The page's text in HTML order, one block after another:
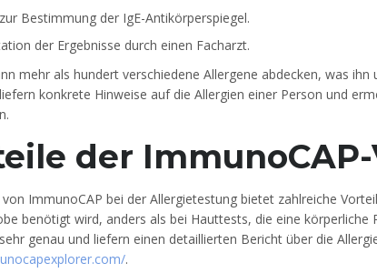
Bestimmung der IgE-Antikörperspiegel.
der Ergebnisse durch einen Facharzt.
mehr als hundert verschiedene Allergene abdecken, was
konkrete Hinweise auf die Allergien einer Person und
der
von ImmunoCAP bei der Allergietestung bietet zahlreiche
benötigt wird, anders als bei Hauttests, die eine
genau und liefern einen detaillierten Bericht über die
.